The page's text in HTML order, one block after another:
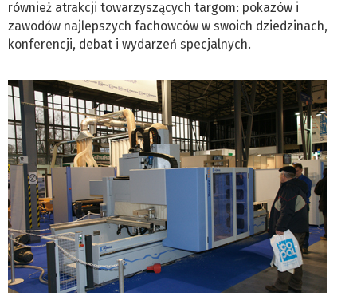
również atrakcji towarzyszących targom: pokazów i
zawodów najlepszych fachowców w swoich dziedzinach,
konferencji, debat i wydarzeń specjalnych.